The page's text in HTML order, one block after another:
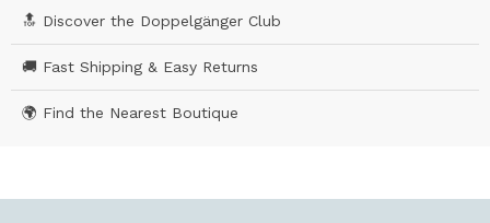
🔝 Discover the Doppelgänger Club
🚚 Fast Shipping & Easy Returns
🌍 Find the Nearest Boutique